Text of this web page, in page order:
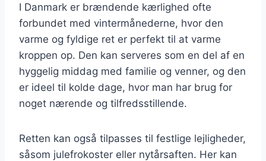
I Danmark er brændende kærlighed ofte
forbundet med vintermånederne, hvor den
varme og fyldige ret er perfekt til at varme
kroppen op. Den kan serveres som en del af en
hyggelig middag med familie og venner, og den
er ideel til kolde dage, hvor man har brug for
noget nærende og tilfredsstillende.
Retten kan også tilpasses til festlige lejligheder,
såsom julefrokoster eller nytårsaften. Her kan